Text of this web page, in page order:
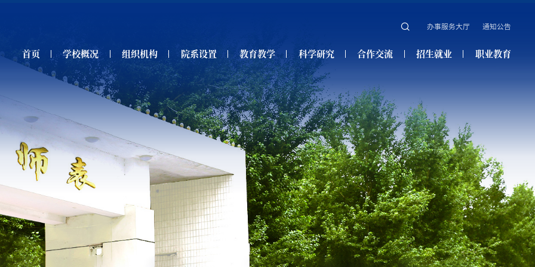
办事服务大厅 通知公告
首页 学校概况 组织机构 院系设置 教育教学 科学研究 合作交流 招生就业 职业教育